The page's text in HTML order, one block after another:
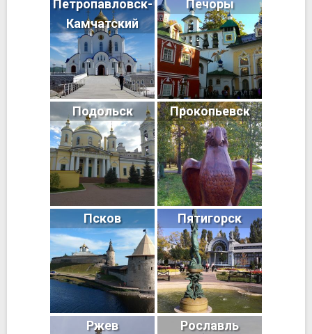
Петропавловск-
Камчатский
Печоры
Подольск Прокопьевск
Псков Пятигорск
Ржев Рославль